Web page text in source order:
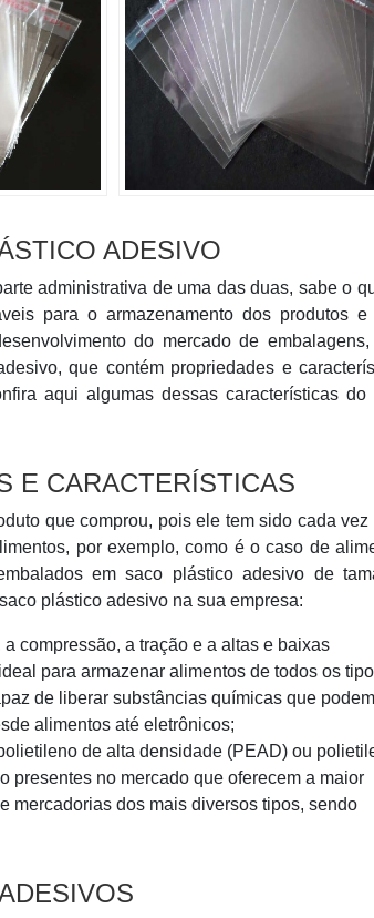
ADESIVO
administrativa de uma das duas, sabe o
para o armazenamento dos produtos e
do mercado de embalagens,
que contém propriedades e
aqui algumas dessas características do
E CARACTERÍSTICAS
que comprou, pois ele tem sido cada vez
por exemplo, como é o caso de
em saco plástico adesivo de
plástico adesivo na sua empresa:
compressão, a tração e a altas e baixas
para armazenar alimentos de todos os
de liberar substâncias químicas que podem
alimentos até eletrônicos;
de alta densidade (PEAD) ou
presentes no mercado que oferecem a maior
mercadorias dos mais diversos tipos, sendo